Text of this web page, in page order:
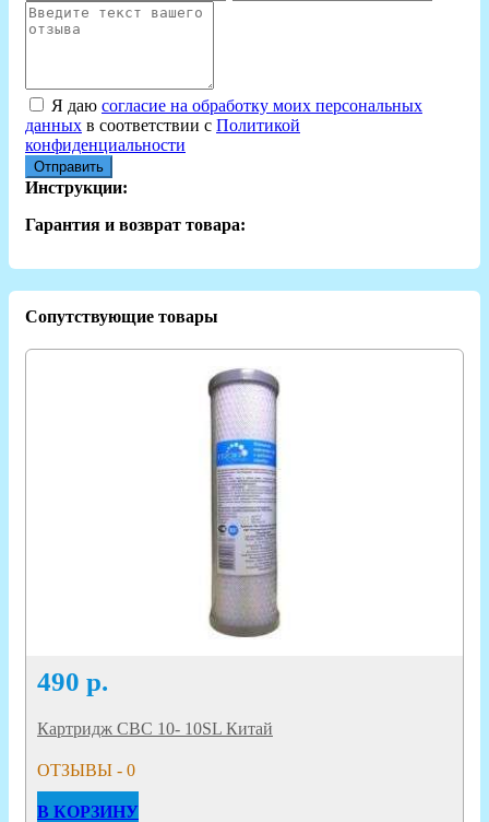
Я даю согласие на обработку моих персональных
данных в соответствии с Политикой
конфиденциальности
Отправить
Инструкции:
Гарантия и возврат товара:
Сопутствующие товары
490 р.
Картридж CBC 10- 10SL Китай
ОТЗЫВЫ - 0
В КОРЗИНУ